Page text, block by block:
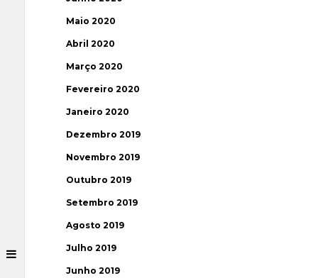
Maio 2020
Abril 2020
Março 2020
Fevereiro 2020
Janeiro 2020
Dezembro 2019
Novembro 2019
Outubro 2019
Setembro 2019
Agosto 2019
Julho 2019
Junho 2019